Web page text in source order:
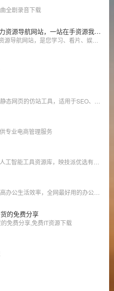
全剧录音下载
磁力天堂 - 一个好用的磁力资源导航网站，一站在手资源我有!
专业电商管理服务
的免费分享
免费分享,免费IT资源下载